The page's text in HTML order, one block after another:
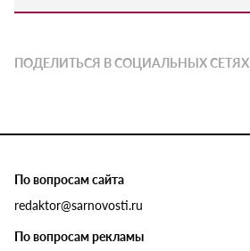
ПОДЕЛИТЬСЯ В СОЦИАЛЬНЫХ СЕТЯХ
По вопросам сайта
redaktor@sarnovosti.ru
По вопросам рекламы